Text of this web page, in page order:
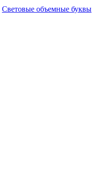
Световые объемные буквы